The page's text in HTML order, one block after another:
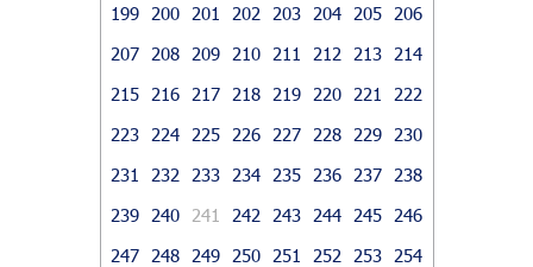
199
200 201 202 203 204 205
206
207
208 209 210 211 212 213
214
215
216 217 218 219 220 221
222
223
224 225 226 227 228 229
230
231
232 233 234 235 236 237
238
239
240 241 242 243 244 245
246
247
248 249 250 251 252 253
254